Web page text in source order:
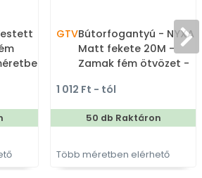
GTVBútorfogantyú - NYXA -
Matt fekete 20M -
Zamak fém ötvözet -
színes fém
bútorfogantyú
1 012 Ft - tól
50 db Raktáron
Több méretben elérhető